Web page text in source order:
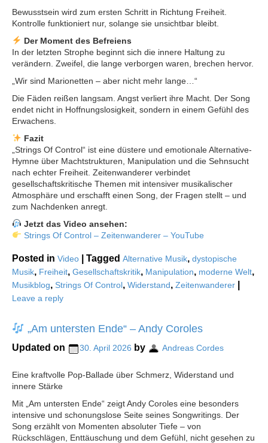
Bewusstsein wird zum ersten Schritt in Richtung Freiheit.
Kontrolle funktioniert nur, solange sie unsichtbar bleibt.
Der Moment des Befreiens
In der letzten Strophe beginnt sich die innere Haltung zu
verändern. Zweifel, die lange verborgen waren, brechen hervor.
„Wir sind Marionetten – aber nicht mehr lange…“
Die Fäden reißen langsam. Angst verliert ihre Macht. Der Song
endet nicht in Hoffnungslosigkeit, sondern in einem Gefühl des
Erwachens.
Fazit
„Strings Of Control“ ist eine düstere und emotionale Alternative-
Hymne über Machtstrukturen, Manipulation und die Sehnsucht
nach echter Freiheit. Zeitenwanderer verbindet
gesellschaftskritische Themen mit intensiver musikalischer
Atmosphäre und erschafft einen Song, der Fragen stellt – und
zum Nachdenken anregt.
Jetzt das Video ansehen:
Strings Of Control – Zeitenwanderer – YouTube
Posted in Video Tagged Alternative Musik, dystopische
Musik, Freiheit, Gesellschaftskritik, Manipulation, moderne Welt,
Musikblog, Strings Of Control, Widerstand, Zeitenwanderer
Leave a reply
„Am untersten Ende“ – Andy Coroles
Updated on 30. April 2026 by Andreas Cordes
Eine kraftvolle Pop-Ballade über Schmerz, Widerstand und
innere Stärke
Mit „Am untersten Ende“ zeigt Andy Coroles eine besonders
intensive und schonungslose Seite seines Songwritings. Der
Song erzählt von Momenten absoluter Tiefe – von
Rückschlägen, Enttäuschung und dem Gefühl, nicht gesehen zu